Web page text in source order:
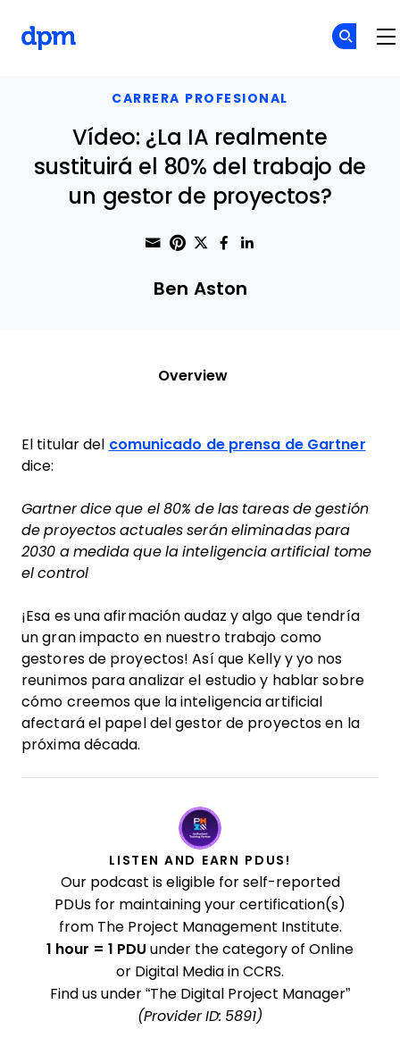
CARRERA PROFESIONAL
Vídeo: ¿La IA realmente
sustituirá el 80% del trabajo de
un gestor de proyectos?
Share through Email
Print this page
Share on Pinterest
Share on Twitter
Share on
Ben Aston
Overview
El titular del comunicado de prensa de Gartner
dice:
Gartner dice que el 80% de las tareas de gestión
de proyectos actuales serán eliminadas para
2030 a medida que la inteligencia artificial tome
el control
¡Esa es una afirmación audaz y algo que tendría
un gran impacto en nuestro trabajo como
gestores de proyectos! Así que Kelly y yo nos
reunimos para analizar el estudio y hablar sobre
cómo creemos que la inteligencia artificial
afectará el papel del gestor de proyectos en la
próxima década.
LISTEN AND EARN PDUS!
Our podcast is eligible for self-reported
PDUs for maintaining your certification(s)
from The Project Management Institute.
1 hour = 1 PDU under the category of Online
or Digital Media in CCRS.
Find us under “The Digital Project Manager”
(Provider ID: 5891)